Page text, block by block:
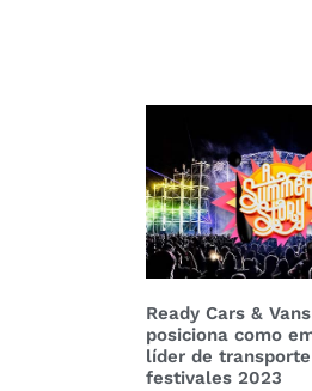
Ready Cars &
posiciona como
líder de
festivales 2023